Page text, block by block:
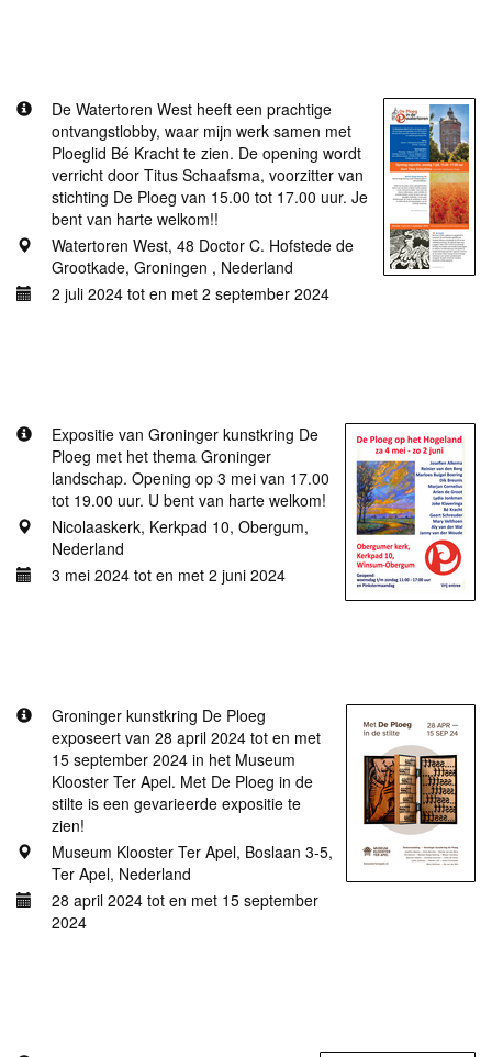
De Watertoren West heeft een prachtige
ontvangstlobby, waar mijn werk samen met
Ploeglid Bé Kracht te zien. De opening wordt
verricht door Titus Schaafsma, voorzitter van
stichting De Ploeg van 15.00 tot 17.00 uur. Je
bent van harte welkom!!
Watertoren West, 48 Doctor C. Hofstede de
Grootkade, Groningen , Nederland
2 juli 2024 tot en met 2 september 2024
Expositie van Groninger kunstkring De
Ploeg met het thema Groninger
landschap. Opening op 3 mei van 17.00
tot 19.00 uur. U bent van harte welkom!
Nicolaaskerk, Kerkpad 10, Obergum,
Nederland
3 mei 2024 tot en met 2 juni 2024
Groninger kunstkring De Ploeg
exposeert van 28 april 2024 tot en met
15 september 2024 in het Museum
Klooster Ter Apel. Met De Ploeg in de
stilte is een gevarieerde expositie te
zien!
Museum Klooster Ter Apel, Boslaan 3-5,
Ter Apel, Nederland
28 april 2024 tot en met 15 september
2024